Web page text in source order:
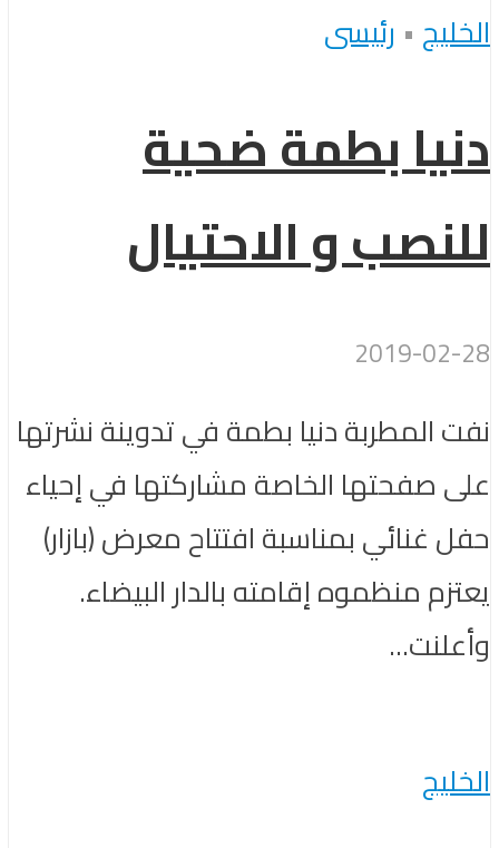
الخليج • رئيسى
دنيا بطمة ضحية
للنصب و الاحتيال
2019-02-28
نفت المطربة دنيا بطمة في تدوينة نشرتها
على صفحتها الخاصة مشاركتها في إحياء
حفل غنائي بمناسبة افتتاح معرض (بازار)
يعتزم منظموه إقامته بالدار البيضاء.
وأعلنت...
الخليج